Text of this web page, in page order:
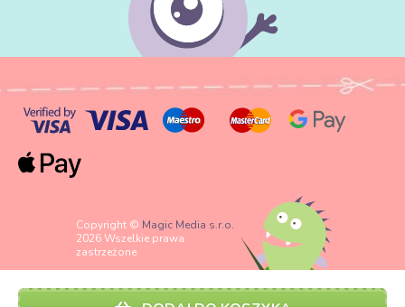
Copyright © Magic Media s.r.o.
2026 Wszelkie prawa
zastrzeżone